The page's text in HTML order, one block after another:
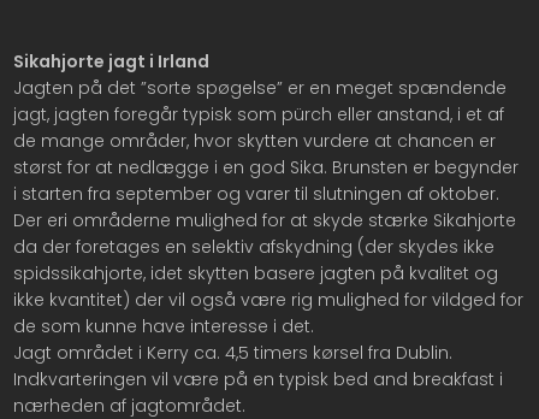
Sikahjorte jagt i Irland
​Jagten på det ”sorte spøgelse” er en meget spændende
jagt, jagten foregår typisk som pürch eller anstand, i et af
de mange områder, hvor skytten vurdere at chancen er
størst for at nedlægge i en god Sika. Brunsten er begynder
i starten fra september og varer til slutningen af oktober.
Der eri områderne mulighed for at skyde stærke Sikahjorte
da der foretages en selektiv afskydning (der skydes ikke
spidssikahjorte, idet skytten basere jagten på kvalitet og
ikke kvantitet) der vil også være rig mulighed for vildged for
de som kunne have interesse i det.
Jagt området i Kerry ca. 4,5 timers kørsel fra Dublin.
Indkvarteringen vil være på en typisk bed and breakfast i
nærheden af jagtområdet.